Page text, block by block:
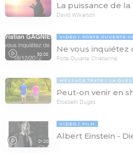
La puissance de
David Wilkerson
50:08
VIDÉO PORTE OUVERTE
Ne vous inquiétez
Porte Ouverte Chrétienne
MESSAGE TEXTE LA
Peut-on venir en
Elisabeth Dugas
01:20
VIDÉO FILM
Albert Einstein -